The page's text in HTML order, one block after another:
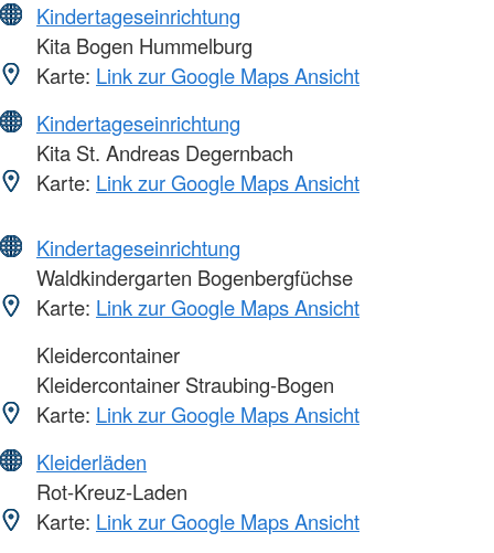
Kindertageseinrichtung
Kita Bogen Hummelburg
Karte: Link zur Google Maps Ansicht
Kindertageseinrichtung
Kita St. Andreas Degernbach
Karte: Link zur Google Maps Ansicht
Kindertageseinrichtung
Waldkindergarten Bogenbergfüchse
Karte: Link zur Google Maps Ansicht
Kleidercontainer
Kleidercontainer Straubing-Bogen
Karte: Link zur Google Maps Ansicht
Kleiderläden
Rot-Kreuz-Laden
Karte: Link zur Google Maps Ansicht